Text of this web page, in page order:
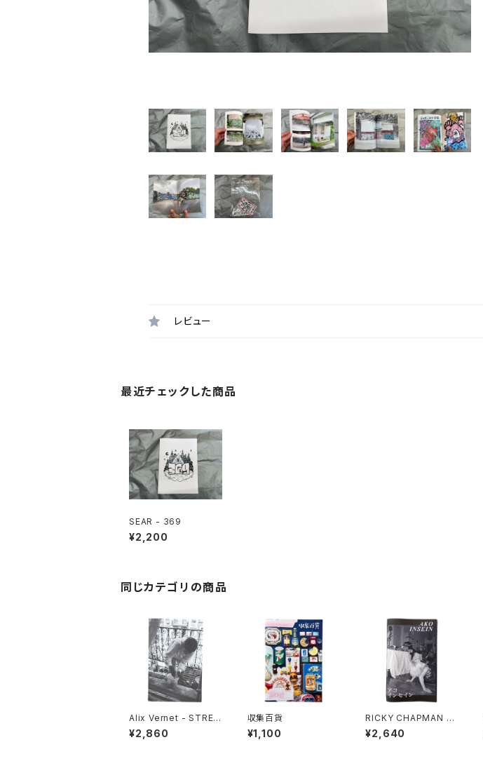
レビュー
最近チェックした商品
SEAR - 369
¥2,200
同じカテゴリの商品
Alix Vernet - STREE
T CASTS
¥2,860
収集百貨
¥1,100
RICKY CHAPMAN -
AKO INSEIN
¥2,640